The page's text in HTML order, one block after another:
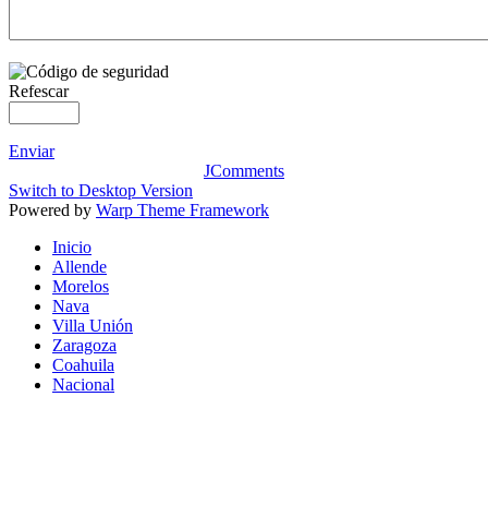
Refescar
Enviar
JComments
Switch to Desktop Version
Powered by Warp Theme Framework
Inicio
Allende
Morelos
Nava
Villa Unión
Zaragoza
Coahuila
Nacional